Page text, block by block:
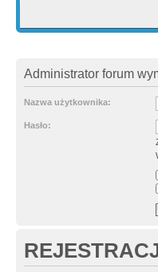
Administrator forum
Nazwa użytkownika:
Hasło: